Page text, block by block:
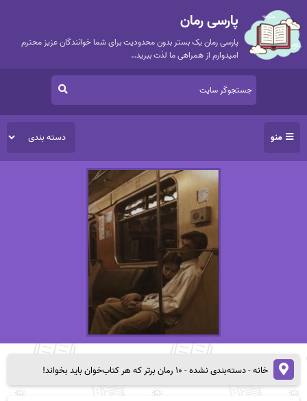
پارسی رمان
پارسی رمان یک بستر بدون محدودیت برای شما خوانندگان عزیز محترم
امیدوارم از همراهی ما لذت ببرید…
منو
خانه-دسته‌بندی نشده-۱۰ رمان برتر که هر کتاب‌خوان باید بخواند!